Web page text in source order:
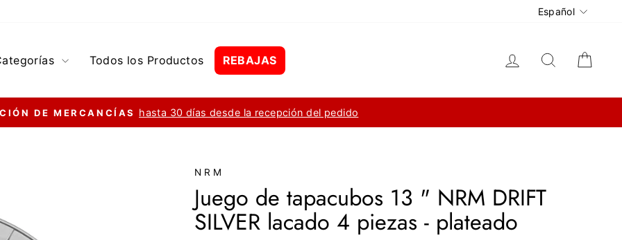
Idioma
Español
Todos los Productos REBAJAS Ingresar Buscar
diapositivas
DE MERCANCÍAS hasta 30 días desde la recepción del pedido
NRM
Juego de tapacubos 13 " NRM DRIFT
SILVER lacado 4 piezas - plateado